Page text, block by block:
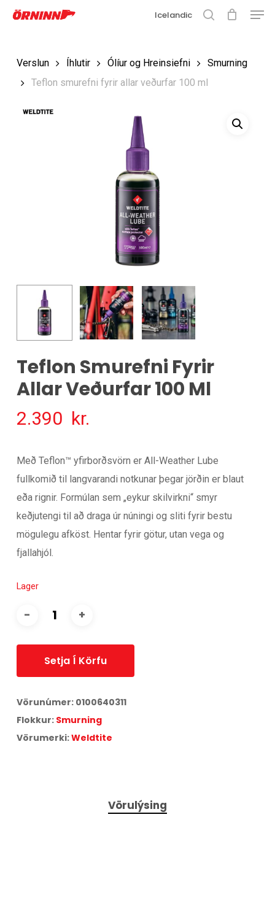
Fara
Loka
Icelandic
Verslun Íhlutir Ólíur og Hreinsiefni
Smurning
Teflon smurefni fyrir allar veðurfar 100 ml
Teflon Smurefni Fyrir
Allar Veðurfar 100 Ml
2.390 kr.
Með Teflon™ yfirborðsvörn er All-Weather Lube
fullkomið til langvarandi notkunar þegar jörðin er blaut
eða rignir. Formúlan sem „eykur skilvirkni“ smyr
keðjutengi til að draga úr núningi og sliti fyrir bestu
mögulegu afköst. Hentar fyrir götur, utan vega og
fjallahjól.
Lager
Setja Í Körfu
Vörunúmer: 0100640311
Flokkur: Smurning
Vörumerki:Weldtite
Vörulýsing